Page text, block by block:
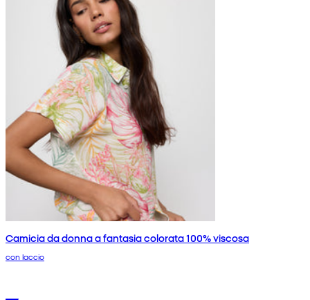
Camicia da donna a fantasia colorata 100% viscosa
con laccio